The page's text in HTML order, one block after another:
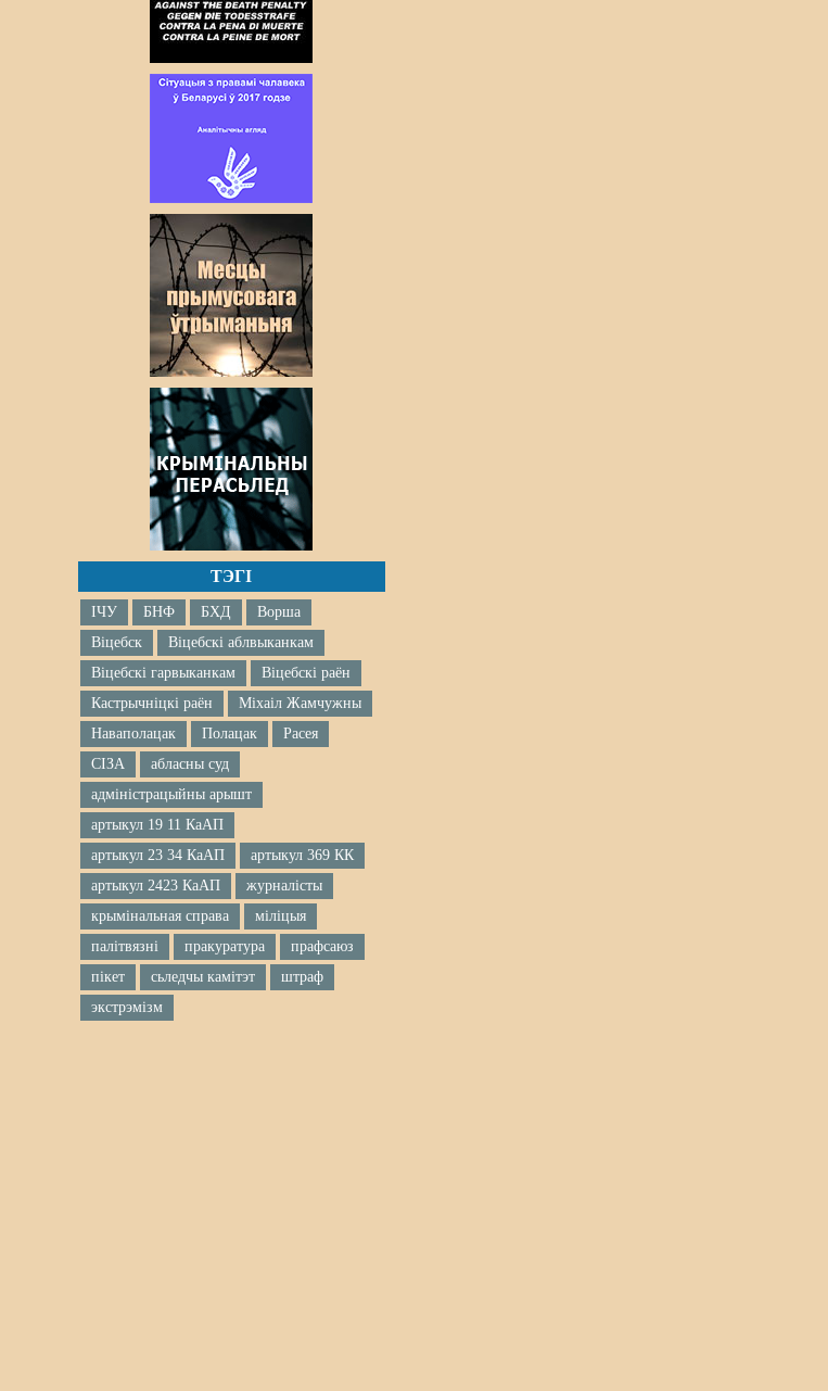
ТЭГІ
ІЧУ БНФ БХД
Ворша
Віцебск
Віцебскі аблвыканкам
Віцебскі гарвыканкам
Віцебскі раён
Кастрычніцкі раён
Міхаіл Жамчужны
Наваполацак
Полацак
Расея
СІЗА
абласны суд
адміністрацыйны арышт
артыкул 19 11 КаАП
артыкул 23 34 КаАП
артыкул 369 КК
артыкул 2423 КаАП
журналісты
крымінальная справа
міліцыя
палітвязні
пракуратура
прафсаюз
пікет
сьледчы камітэт
штраф
экстрэмізм